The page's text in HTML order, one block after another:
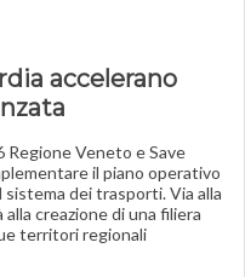
accelerano
Regione Veneto e Save
il piano operativo
dei trasporti. Via alla
creazione di una filiera
territori regionali